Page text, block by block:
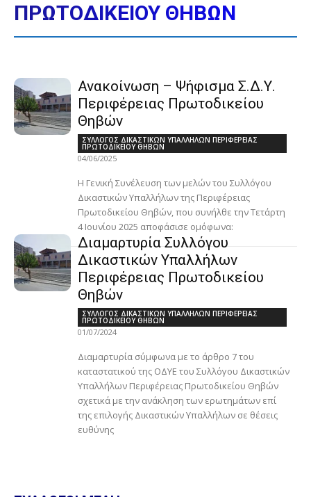
ΠΡΩΤΟΔΙΚΕΙΟΥ ΘΗΒΩΝ
Ανακοίνωση – Ψήφισμα Σ.Δ.Υ.
Περιφέρειας Πρωτοδικείου
Θηβών
ΣΥΛΛΟΓΟΣ ΔΙΚΑΣΤΙΚΩΝ ΥΠΑΛΛΗΛΩΝ ΠΕΡΙΦΕΡΕΙΑΣ
ΠΡΩΤΟΔΙΚΕΙΟΥ ΘΗΒΩΝ
04/06/2025
Η Γενική Συνέλευση των μελών του Συλλόγου
Δικαστικών Υπαλλήλων της Περιφέρειας
Πρωτοδικείου Θηβών, που συνήλθε την Τετάρτη
4 Ιουνίου 2025 αποφάσισε ομόφωνα:
Διαμαρτυρία Συλλόγου
Δικαστικών Υπαλλήλων
Περιφέρειας Πρωτοδικείου
Θηβών
ΣΥΛΛΟΓΟΣ ΔΙΚΑΣΤΙΚΩΝ ΥΠΑΛΛΗΛΩΝ ΠΕΡΙΦΕΡΕΙΑΣ
ΠΡΩΤΟΔΙΚΕΙΟΥ ΘΗΒΩΝ
01/07/2024
Διαμαρτυρία σύμφωνα με το άρθρο 7 του
καταστατικού της ΟΔΥΕ του Συλλόγου Δικαστικών
Υπαλλήλων Περιφέρειας Πρωτοδικείου Θηβών
σχετικά με την ανάκληση των ερωτημάτων επί
της επιλογής Δικαστικών Υπαλλήλων σε θέσεις
ευθύνης